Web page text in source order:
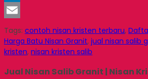
LinkedIn
Email
Tags: contoh nisan kristen terbaru,
Harga Batu Nisan Granit, jual nisan salib
kristen, nisan kristen salib
Jual Nisan Salib Granit | Nisan